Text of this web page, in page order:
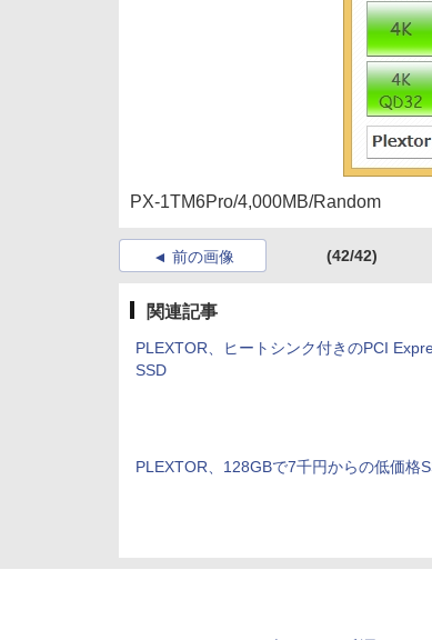
PX-1TM6Pro/4,000MB/Random
前の画像 (42/42)
関連記事
PLEXTOR、ヒートシンク付きのPCI
SSD
PLEXTOR、128GBで7千円からの低価格